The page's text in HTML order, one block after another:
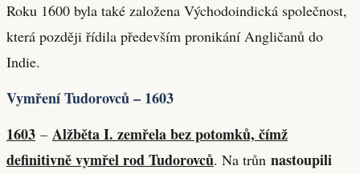
Roku 1600 byla také založena Východoindická společnost,
která později řídila především pronikání Angličanů do
Indie.
Vymření Tudorovců – 1603
1603 – Alžběta I. zemřela bez potomků, čímž
definitivně vymřel rod Tudorovců. Na trůn nastoupili